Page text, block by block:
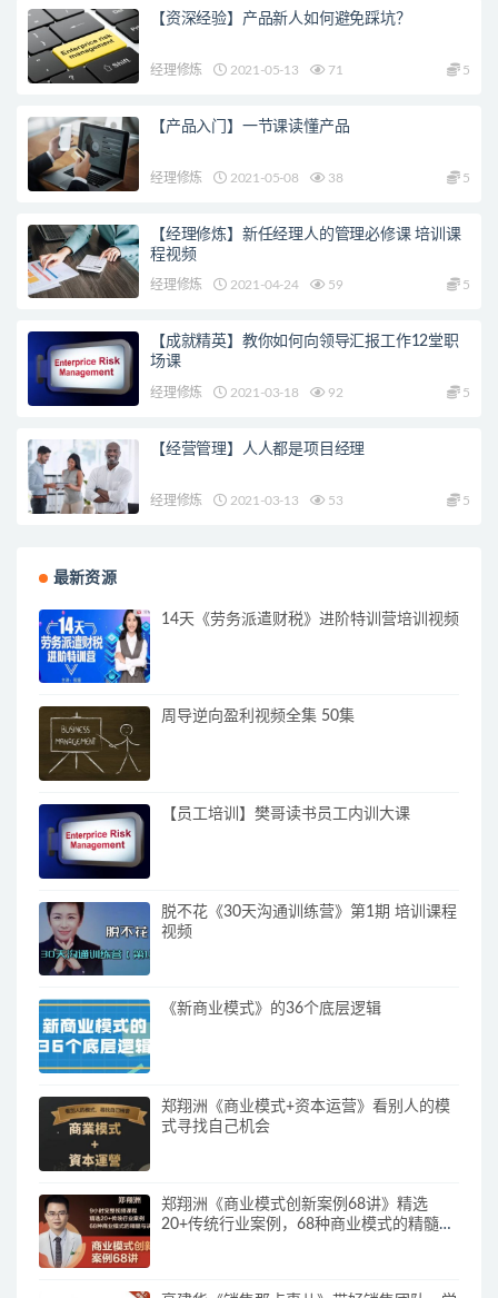
【资深经验】产品新人如何避免踩坑？
经理修炼 2021-05-13 71 5
【产品入门】一节课读懂产品
经理修炼 2021-05-08 38 5
【经理修炼】新任经理人的管理必修课 培训课
程视频
经理修炼 2021-04-24 59 5
【成就精英】教你如何向领导汇报工作12堂职
场课
经理修炼 2021-03-18 92 5
【经营管理】人人都是项目经理
经理修炼 2021-03-13 53 5
最新资源
14天《劳务派遣财税》进阶特训营培训视频
周导逆向盈利视频全集 50集
【员工培训】樊哥读书员工内训大课
脱不花《30天沟通训练营》第1期 培训课程
视频
《新商业模式》的36个底层逻辑
郑翔洲《商业模式+资本运营》看别人的模
式寻找自己机会
郑翔洲《商业模式创新案例68讲》精选
20+传统行业案例，68种商业模式的精髓与